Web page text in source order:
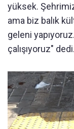
yüksek.
ama biz balık
geleni
çalışıyoruz" dedi.